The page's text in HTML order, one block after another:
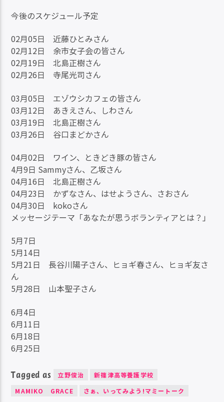
今後のスケジュール予定
02月05日 近藤ひとみさん
02月12日 余市女子会の皆さん
02月19日 北島正樹さん
02月26日 寺尾光司さん
03月05日 エゾウシカフェの皆さん
03月12日 あきえさん、しわさん
03月19日 北島正樹さん
03月26日 谷口まどかさん
04月02日 ワイン、ときどき豚の皆さん
4月9日 Sammyさん、乙坂さん
04月16日 北島正樹さん
04月23日 かずなさん、はせようさん、さおさん
04月30日 kokoさん
メッセージテーマ「あなたが思うボランティアとは？」
5月7日
5月14日
5月21日 長谷川陽子さん、ヒョギ春さん、ヒョギ友さ
ん
5月28日 山本聖子さん
6月4日
6月11日
6月18日
6月25日
Tagged as 立野俊治
新篠津高等養護学校
MAMIKO GRACE
さぁ、いってみよう!マミートーク